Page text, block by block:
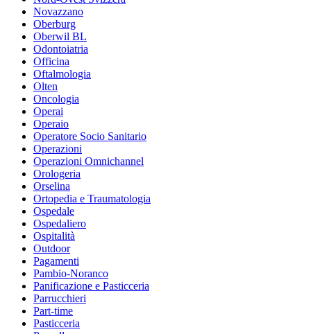
Novazzano
Oberburg
Oberwil BL
Odontoiatria
Officina
Oftalmologia
Olten
Oncologia
Operai
Operaio
Operatore Socio Sanitario
Operazioni
Operazioni Omnichannel
Orologeria
Orselina
Ortopedia e Traumatologia
Ospedale
Ospedaliero
Ospitalità
Outdoor
Pagamenti
Pambio-Noranco
Panificazione e Pasticceria
Parrucchieri
Part-time
Pasticceria